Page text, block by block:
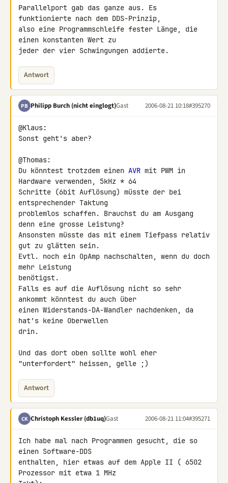
Parallelport gab das ganze aus. Es
funktionierte nach dem DDS-Prinzip,
also eine Programmschleife fester Länge, die
einen konstanten Wert zu
jeder der vier Schwingungen addierte.
Antwort
PB Philipp Burch (nicht einglogt)Gast 2006-08-21 10:18#395270
@Klaus:
Sonst geht's aber?
@Thomas:
Du könntest trotzdem einen AVR mit PWM in
Hardware verwenden, 5kHz * 64
Schritte (6bit Auflösung) müsste der bei
entsprechender Taktung
problemlos schaffen. Brauchst du am Ausgang
denn eine grosse Leistung?
Ansonsten müsste das mit einem Tiefpass relativ
gut zu glätten sein.
Evtl. noch ein OpAmp nachschalten, wenn du doch
mehr Leistung
benötigst.
Falls es auf die Auflösung nicht so sehr
ankommt könntest du auch über
einen Widerstands-DA-Wandler nachdenken, da
hat's keine Oberwellen
drin.
Und das dort oben sollte wohl eher
"unterfordert" heissen, gelle ;)
Antwort
CK Christoph Kessler (db1uq)Gast 2006-08-21 11:04#395271
Ich habe mal nach Programmen gesucht, die so
einen Software-DDS
enthalten, hier etwas auf dem Apple II ( 6502
Prozessor mit etwa 1 MHz